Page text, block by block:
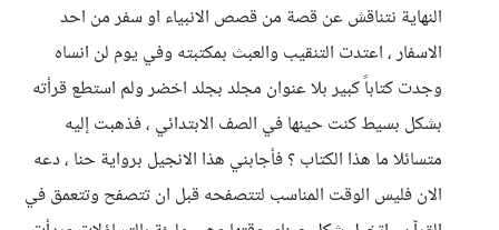
النهاية نتناقش عن قصة من قصص الانبياء او سفر من احد
الاسفار ، اعتدت التنقيب والعبث بمكتبته وفي يوم لن انساه
وجدت كتاباً كبير بلا عنوان مجلد بجلد اخضر ولم استطع قرأته
بشكل بسيط كنت حينها في الصف الابتدائي ، فذهبت إليه
متسائلا ما هذا الكتاب ؟ فأجابني هذا الانجيل برواية حنا ، دعه
الان فليس الوقت المناسب لتتصفحه قبل ان تتصفح وتتعمق في